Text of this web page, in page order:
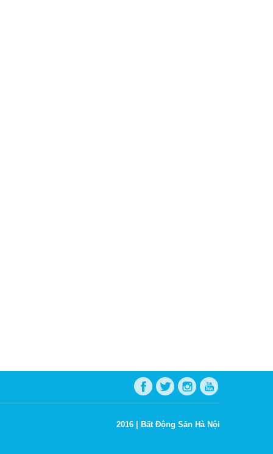
2016 | Bất Động Sản Hà Nội